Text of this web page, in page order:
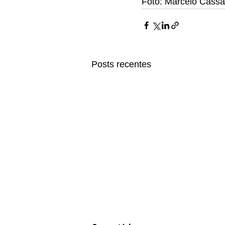
Posts recentes